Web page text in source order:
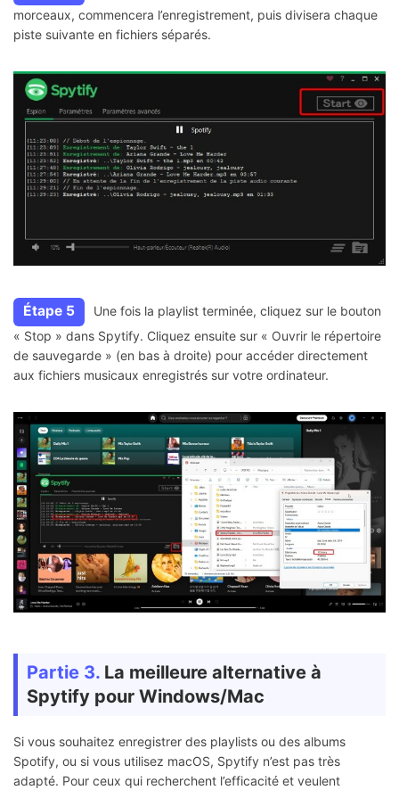
morceaux, commencera l’enregistrement, puis divisera chaque
piste suivante en fichiers séparés.
Étape 5
Une fois la playlist terminée, cliquez sur le bouton
« Stop » dans Spytify. Cliquez ensuite sur « Ouvrir le répertoire
de sauvegarde » (en bas à droite) pour accéder directement
aux fichiers musicaux enregistrés sur votre ordinateur.
Partie 3. La meilleure alternative à
Spytify pour Windows/Mac
Si vous souhaitez enregistrer des playlists ou des albums
Spotify, ou si vous utilisez macOS, Spytify n’est pas très
adapté. Pour ceux qui recherchent l’efficacité et veulent